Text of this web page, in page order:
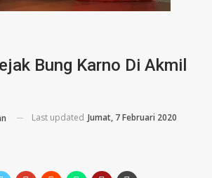
Bung Karno Di Akmil
Last updated Jumat, 7 Februari 2020